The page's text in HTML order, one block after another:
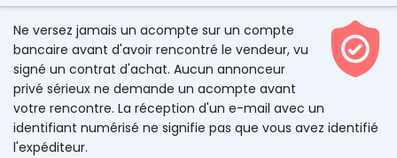
Ne versez jamais un acompte sur un compte
bancaire avant d'avoir rencontré le vendeur, vu
signé un contrat d'achat. Aucun annonceur
privé sérieux ne demande un acompte avant
votre rencontre. La réception d'un e-mail avec un
identifiant numérisé ne signifie pas que vous avez identifié
l'expéditeur.